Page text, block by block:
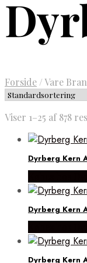
Forside/Vare
Viser 1–25 af 878
Dyrberg Kern
Dyrberg Kern
Dyrberg Kern